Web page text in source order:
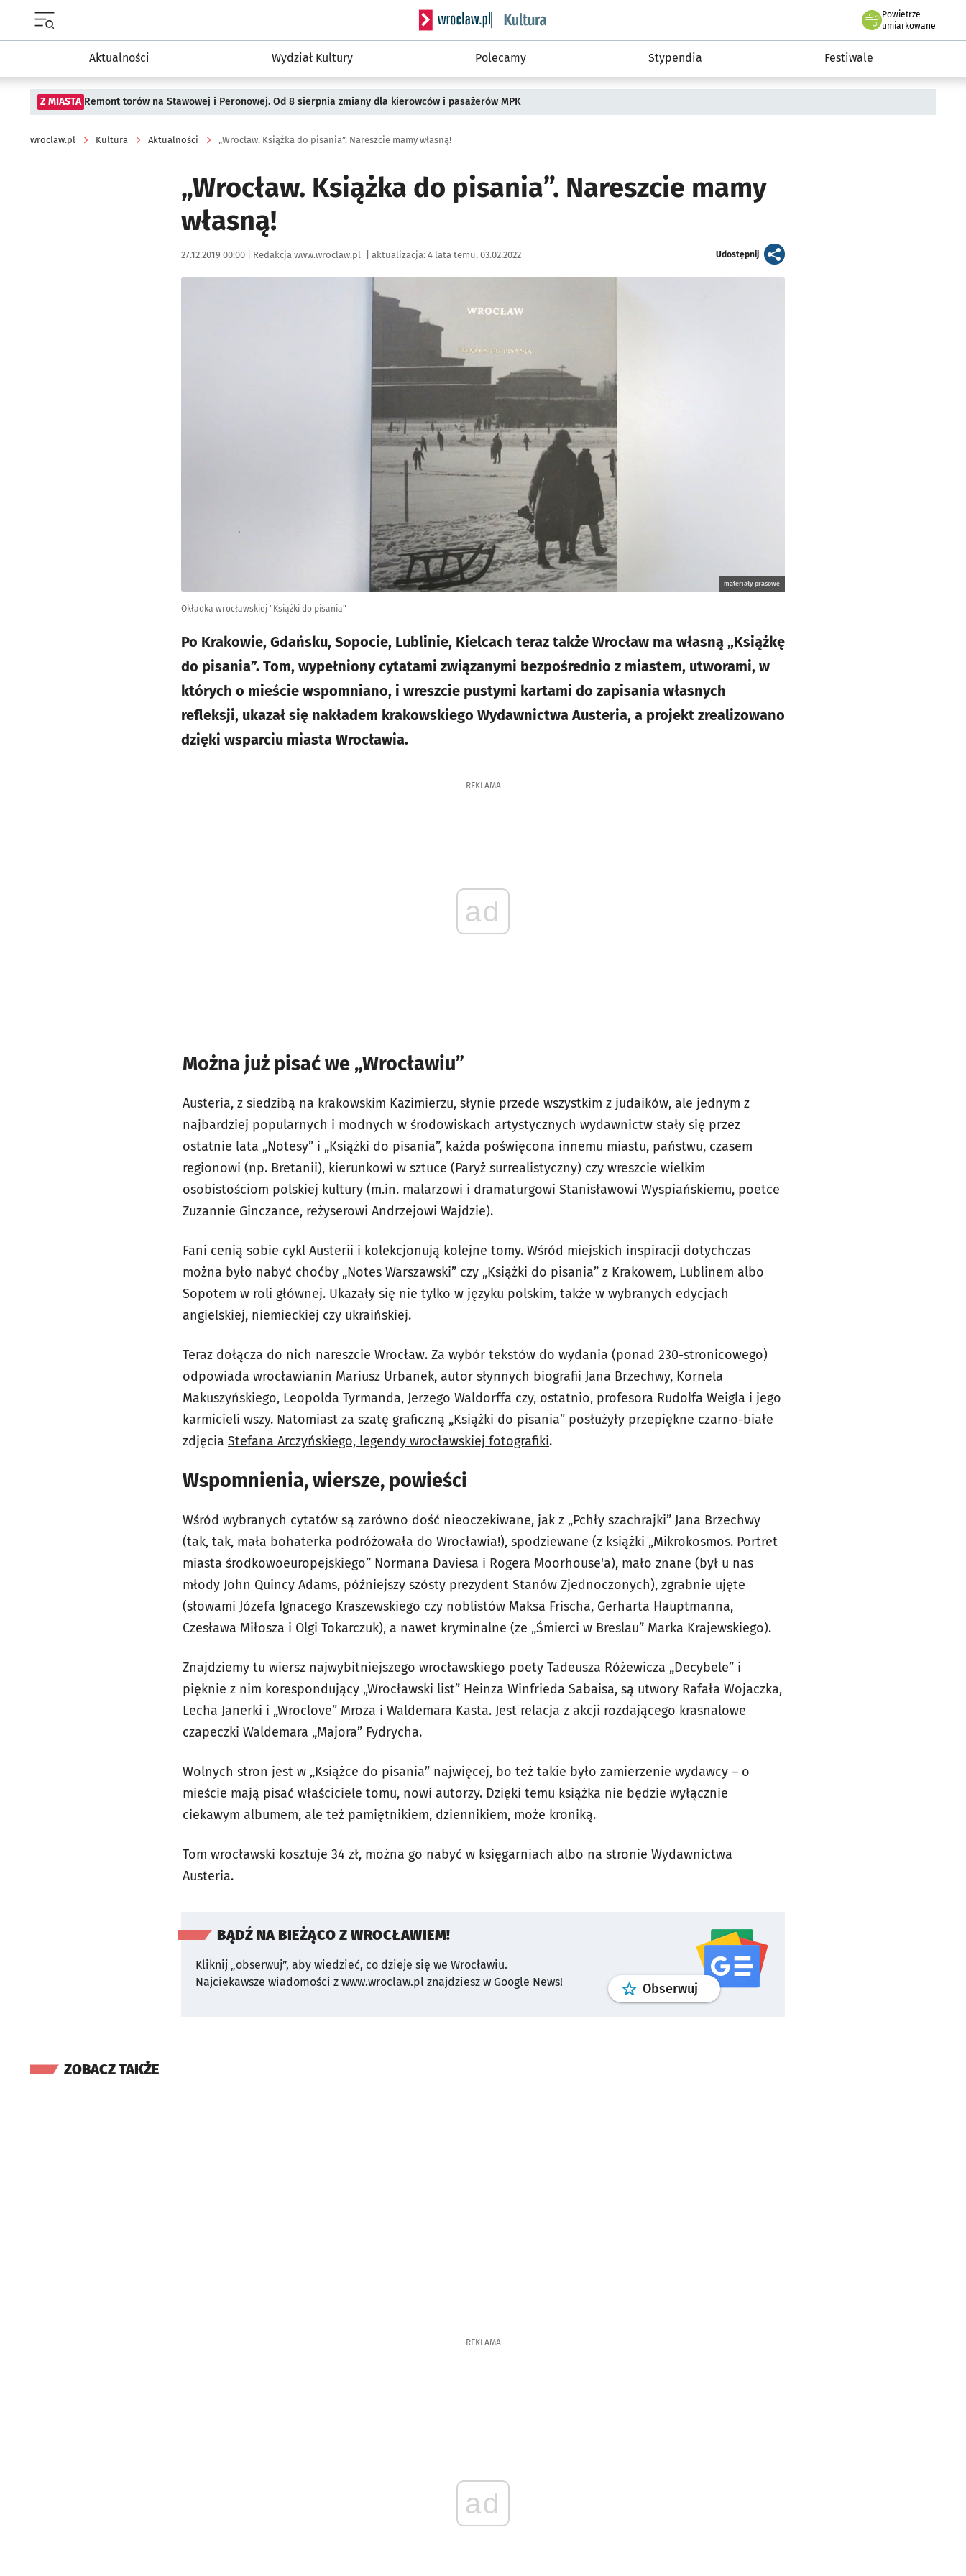
Serwis informacyjny wroclaw.pl podserwis: Kultura
Powietrze
we Wrocławiu
umiarkowane
Aktualności Wydział Kultury Polecamy Stypendia Festiwale
Z MIASTA Remont torów na Stawowej i Peronowej. Od 8 sierpnia zmiany dla kierowców i pasażerów MPK
wroclaw.pl Kultura Aktualności „Wrocław. Książka do pisania”. Nareszcie mamy własną!
„Wrocław. Książka do pisania”. Nareszcie mamy
własną!
Data publikacji:
27.12.2019 00:00 | Autor:
Redakcja www.wroclaw.pl aktualizacja: 4 lata temu, 03.02.2022 Udostępnijartykuł
materiały prasowe
Okładka wrocławskiej "Książki do pisania"
Po Krakowie, Gdańsku, Sopocie, Lublinie, Kielcach teraz także Wrocław ma własną „Książkę
do pisania”. Tom, wypełniony cytatami związanymi bezpośrednio z miastem, utworami, w
których o mieście wspomniano, i wreszcie pustymi kartami do zapisania własnych
refleksji, ukazał się nakładem krakowskiego Wydawnictwa Austeria, a projekt zrealizowano
dzięki wsparciu miasta Wrocławia.
REKLAMA
ad
Można już pisać we „Wrocławiu”
Austeria, z siedzibą na krakowskim Kazimierzu, słynie przede wszystkim z judaików, ale jednym z
najbardziej popularnych i modnych w środowiskach artystycznych wydawnictw stały się przez
ostatnie lata „Notesy” i „Książki do pisania”, każda poświęcona innemu miastu, państwu, czasem
regionowi (np. Bretanii), kierunkowi w sztuce (Paryż surrealistyczny) czy wreszcie wielkim
osobistościom polskiej kultury (m.in. malarzowi i dramaturgowi Stanisławowi Wyspiańskiemu, poetce
Zuzannie Ginczance, reżyserowi Andrzejowi Wajdzie).
Fani cenią sobie cykl Austerii i kolekcjonują kolejne tomy. Wśród miejskich inspiracji dotychczas
można było nabyć choćby „Notes Warszawski” czy „Książki do pisania” z Krakowem, Lublinem albo
Sopotem w roli głównej. Ukazały się nie tylko w języku polskim, także w wybranych edycjach
angielskiej, niemieckiej czy ukraińskiej.
Teraz dołącza do nich nareszcie Wrocław. Za wybór tekstów do wydania (ponad 230-stronicowego)
odpowiada wrocławianin Mariusz Urbanek, autor słynnych biografii Jana Brzechwy, Kornela
Makuszyńskiego, Leopolda Tyrmanda, Jerzego Waldorffa czy, ostatnio, profesora Rudolfa Weigla i jego
karmicieli wszy. Natomiast za szatę graficzną „Książki do pisania” posłużyły przepiękne czarno-białe
zdjęcia Stefana Arczyńskiego, legendy wrocławskiej fotografiki.
Wspomnienia, wiersze, powieści
Wśród wybranych cytatów są zarówno dość nieoczekiwane, jak z „Pchły szachrajki” Jana Brzechwy
(tak, tak, mała bohaterka podróżowała do Wrocławia!), spodziewane (z książki „Mikrokosmos. Portret
miasta środkowoeuropejskiego” Normana Daviesa i Rogera Moorhouse'a), mało znane (był u nas
młody John Quincy Adams, późniejszy szósty prezydent Stanów Zjednoczonych), zgrabnie ujęte
(słowami Józefa Ignacego Kraszewskiego czy noblistów Maksa Frischa, Gerharta Hauptmanna,
Czesława Miłosza i Olgi Tokarczuk), a nawet kryminalne (ze „Śmierci w Breslau” Marka Krajewskiego).
Znajdziemy tu wiersz najwybitniejszego wrocławskiego poety Tadeusza Różewicza „Decybele” i
pięknie z nim korespondujący „Wrocławski list” Heinza Winfrieda Sabaisa, są utwory Rafała Wojaczka,
Lecha Janerki i „Wroclove” Mroza i Waldemara Kasta. Jest relacja z akcji rozdającego krasnalowe
czapeczki Waldemara „Majora” Fydrycha.
Wolnych stron jest w „Książce do pisania” najwięcej, bo też takie było zamierzenie wydawcy – o
mieście mają pisać właściciele tomu, nowi autorzy. Dzięki temu książka nie będzie wyłącznie
ciekawym albumem, ale też pamiętnikiem, dziennikiem, może kroniką.
Tom wrocławski kosztuje 34 zł, można go nabyć w księgarniach albo na stronie Wydawnictwa
Austeria.
BĄDŹ NA BIEŻĄCO Z WROCŁAWIEM!
Kliknij „obserwuj”, aby wiedzieć, co dzieje się we Wrocławiu.
Najciekawsze wiadomości z www.wroclaw.pl znajdziesz w Google News!
Obserwuj profilgoogle news
ZOBACZ TAKŻE
REKLAMA
ad